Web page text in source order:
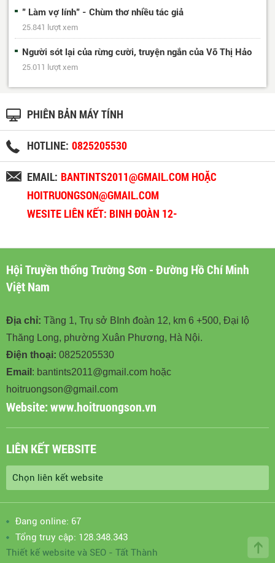
" Làm vợ lính" - Chùm thơ nhiều tác giả
25.841 lượt xem
Người sót lại của rừng cười, truyện ngắn của Võ Thị Hảo
25.011 lượt xem
PHIÊN BẢN MÁY TÍNH
HOTLINE: 0825205530
EMAIL: BANTINTS2011@GMAIL.COM HOẶC
HOITRUONGSON@GMAIL.COM
WESITE LIÊN KẾT: BINH ĐOÀN 12-
Hội Truyền thống Trường Sơn - Đường Hồ Chí Minh
Việt Nam
Địa chỉ: Tầng 1, Trụ sở BInh đoàn 12, km 6 +500, Đại lộ
Thăng Long, phường Xuân Phương, Hà Nội.
Điện thoại: 0825205530
Email : bantints2011@gmail.com hoặc
hoitruongson@gmail.com
Website:www.hoitruongson.vn
LIÊN KẾT WEBSITE
Đang online: 67
Tổng truy cập: 128.348.343
Thiết kế website và SEO - Tất Thành